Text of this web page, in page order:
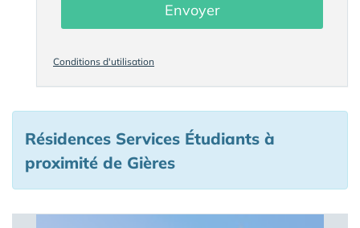
Envoyer
Conditions d'utilisation
Résidences Services Étudiants à
proximité de Gières